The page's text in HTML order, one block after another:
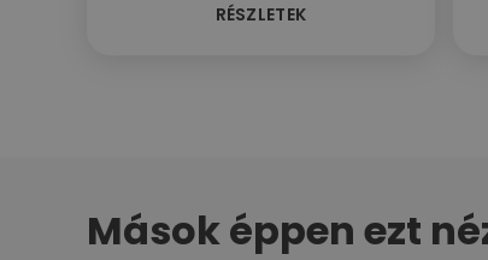
RÉSZLETEK
Mások éppen ezt